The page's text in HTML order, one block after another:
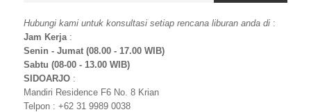
Hubungi kami untuk konsultasi setiap rencana liburan anda di :
Jam Kerja:
Senin - Jumat (08.00 - 17.00 WIB)
Sabtu (08-00 - 13.00 WIB)
SIDOARJO :
Mandiri Residence F6 No. 8 Krian
Telpon : +62 31 9989 0038